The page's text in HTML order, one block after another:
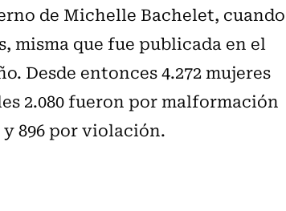
de Michelle Bachelet, cuando
misma que fue publicada en el
Desde entonces 4.272 mujeres
2.080 fueron por malformación
896 por violación.